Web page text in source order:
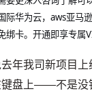
际华为云，aws亚马
绑卡。开通即享专属
年我司新项目
盘上——不是没